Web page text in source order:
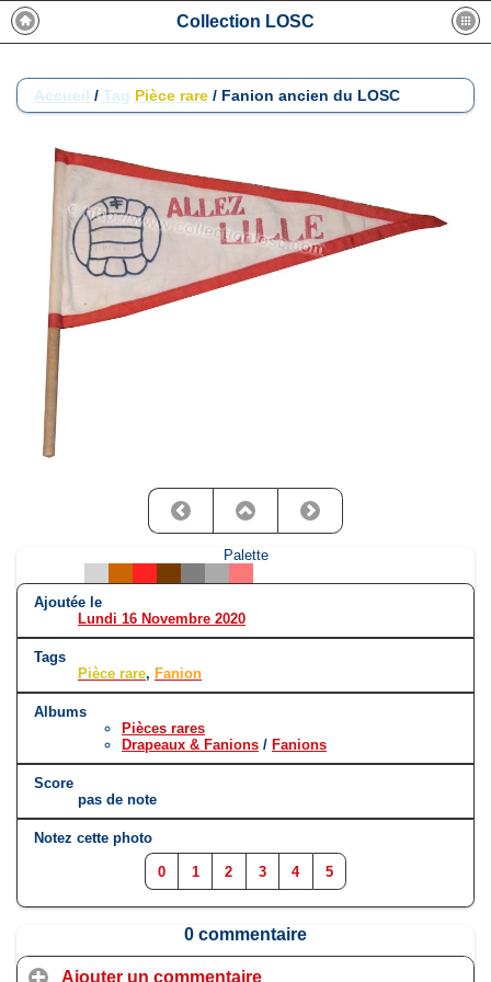
Collection LOSC
Accueil / Tag Pièce rare / Fanion ancien du LOSC
Palette
Ajoutée le
Lundi 16 Novembre 2020
Tags
Pièce rare, Fanion
Albums
Pièces rares
Drapeaux & Fanions / Fanions
Score
pas de note
Notez cette photo
0 1 2 3 4 5
0 commentaire
Ajouter un commentaire